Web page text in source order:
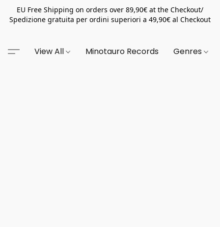
EU Free Shipping on orders over 89,90€ at the Checkout/
Spedizione gratuita per ordini superiori a 49,90€ al Checkout
View All Minotauro Records Genres